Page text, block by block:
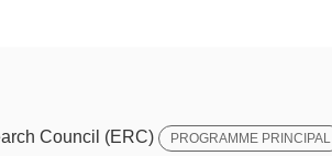
Council (ERC) PROGRAMME PRINCIPAL